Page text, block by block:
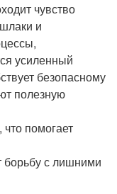
чувство
и
усиленный
безопасному
полезную
помогает
борьбу с лишними